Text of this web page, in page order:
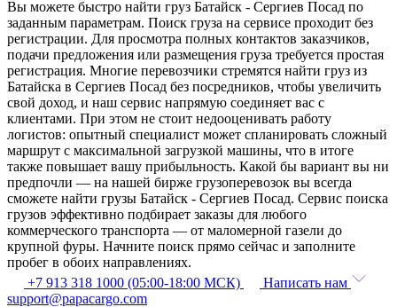
Вы можете быстро найти груз Батайск - Сергиев Посад по
заданным параметрам. Поиск груза на сервисе проходит без
регистрации. Для просмотра полных контактов заказчиков,
подачи предложения или размещения груза требуется простая
регистрация. Многие перевозчики стремятся найти груз из
Батайска в Сергиев Посад без посредников, чтобы увеличить
свой доход, и наш сервис напрямую соединяет вас с
клиентами. При этом не стоит недооценивать работу
логистов: опытный специалист может спланировать сложный
маршрут с максимальной загрузкой машины, что в итоге
также повышает вашу прибыльность. Какой бы вариант вы ни
предпочли — на нашей бирже грузоперевозок вы всегда
сможете найти грузы Батайск - Сергиев Посад. Сервис поиска
грузов эффективно подбирает заказы для любого
коммерческого транспорта — от маломерной газели до
крупной фуры. Начните поиск прямо сейчас и заполните
пробег в обоих направлениях.
+7 913 318 1000 (05:00-18:00 МСК)
Написать нам
support@papacargo.com